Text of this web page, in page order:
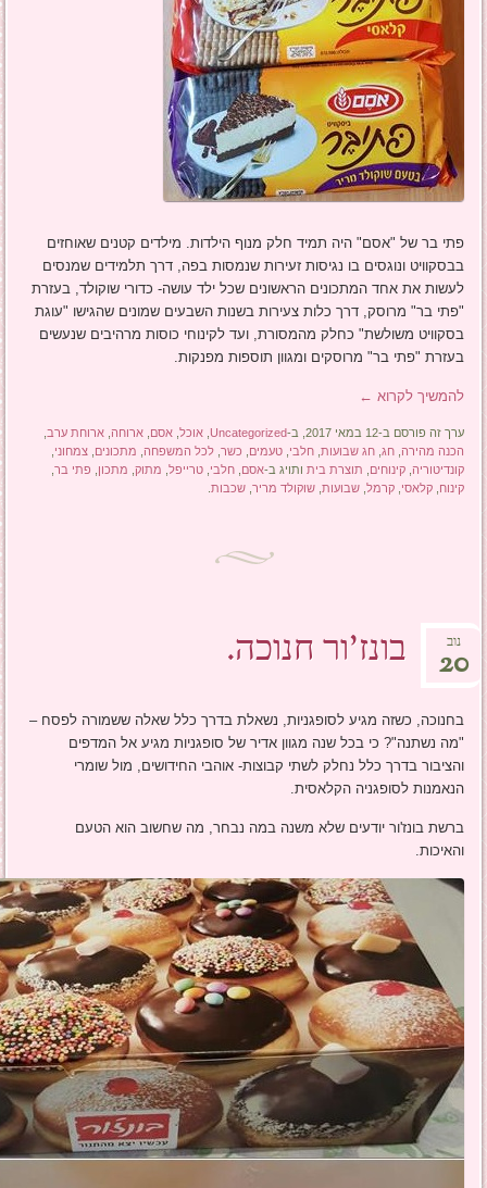
פתי בר של "אסם" היה תמיד חלק מנוף הילדות. מילדים קטנים שאוחזים
בבסקוויט ונוגסים בו נגיסות זעירות שנמסות בפה, דרך תלמידים שמנסים
לעשות את אחד המתכונים הראשונים שכל ילד עושה- כדורי שוקולד, בעזרת
"פתי בר" מרוסק, דרך כלות צעירות בשנות השבעים שמונים שהגישו "עוגת
בסקוויט משולשת" כחלק מהמסורת, ועד לקינוחי כוסות מרהיבים שנעשים
בעזרת "פתי בר" מרוסקים ומגוון תוספות מפנקות.
להמשיך לקרוא ←
ערך זה פורסם ב-12 במאי 2017, ב- Uncategorized
,אוכל ,אסם ,ארוחה ,ארוחת ערב
הכנה מהירה ,חג ,חג שבועות ,חלבי ,טעמים כשר ,לכל המשפחה מתכונים ,צמחוני
קונדיטוריה ,קינוחים תוצרת בית ותויג ב-אסם ,חלבי ,טרייפל מתוק מתכון פתי בר
קינוח ,קלאסי ,קרמל ,שבועות ,שוקולד מריר ,שכבות
בונז'ור חנוכה. נוב
20
בחנוכה, כשזה מגיע לסופגניות, נשאלת בדרך כלל שאלה ששמורה לפסח –
"מה נשתנה"? כי בכל שנה מגוון אדיר של סופגניות מגיע אל המדפים
והציבור בדרך כלל נחלק לשתי קבוצות- אוהבי החידושים, מול שומרי
הנאמנות לסופגניה הקלאסית.
ברשת בונז'ור יודעים שלא משנה במה נבחר, מה שחשוב הוא הטעם
והאיכות.